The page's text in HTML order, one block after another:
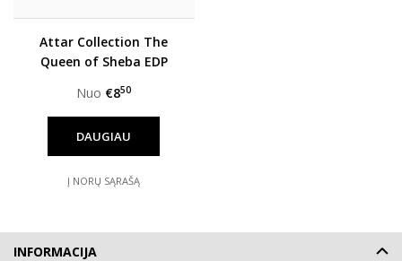
Attar Collection The
Queen of Sheba EDP
Nuo €850
DAUGIAU
Į NORŲ SĄRAŠĄ
INFORMACIJA